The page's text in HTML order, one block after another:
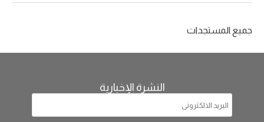
جميع المستجدات
النشرة الإخبارية